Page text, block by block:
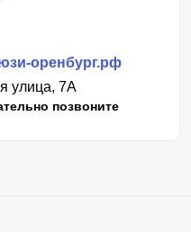
оренбург.рф
улица, 7А
позвоните